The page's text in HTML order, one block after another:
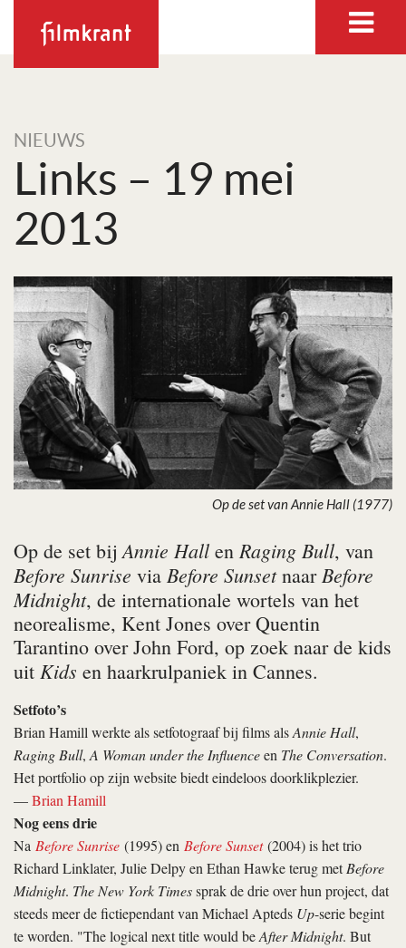
NIEUWS
Links – 19 mei
2013
Op de set van Annie Hall (1977)
Op de set bijAnnie Hall en Raging Bull, van
Before Sunrise via Before SunsetnaarBefore
Midnight, de internationale wortels van het
neorealisme, Kent Jones over Quentin
Tarantino over John Ford, op zoek naar de kids
uit Kids en haarkrulpaniek in Cannes.
Setfoto’s
Brian Hamill werkte als setfotograaf bij films alsAnnie Hall,
Raging Bull,A Woman under the Influenceen The Conversation.
Het portfolio op zijn website biedt eindeloos doorklikplezier.
—Brian Hamill
Nog eens drie
Na Before Sunrise (1995) en Before Sunset(2004) is het trio
Richard Linklater, Julie Delpy en Ethan Hawke terug metBefore
Midnight. The New York Timessprak de drie over hun project, dat
steeds meer de fictiependant van Michael Apteds Up-serie begint
te worden. "The logical next title would beAfter Midnight. But